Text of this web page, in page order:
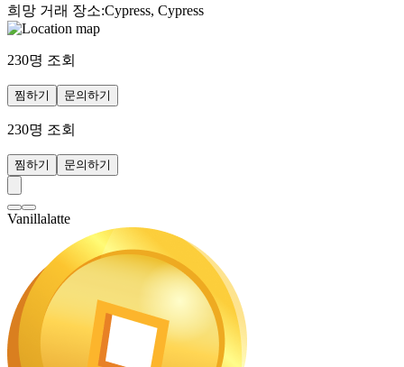
희망 거래 장소:Cypress, Cypress
230명 조회
찜하기 문의하기
230명 조회
찜하기 문의하기
Vanillalatte